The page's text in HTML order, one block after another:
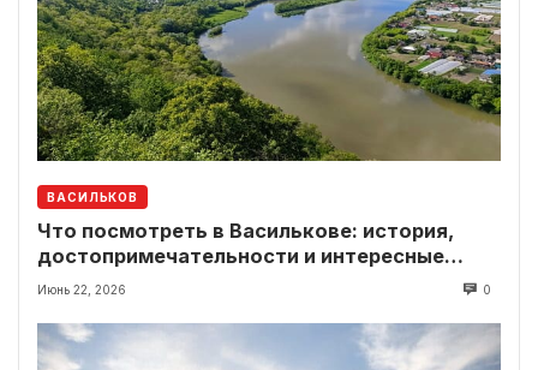
ВАСИЛЬКОВ
Что посмотреть в Василькове: история,
достопримечательности и интересные
локации рядом
Июнь 22, 2026 0